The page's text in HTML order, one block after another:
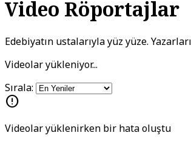
Video Röportajlar
Edebiyatın ustalarıyla yüz yüze.
Videolar yükleniyor...
Sırala:
error
Videolar yüklenirken bir hata oluştu